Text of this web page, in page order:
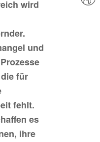
wird
und
für
fehlt.
es
ihre